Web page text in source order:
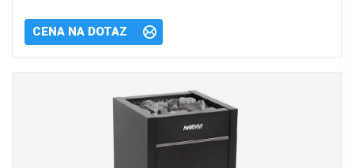
CENA NA DOTAZ